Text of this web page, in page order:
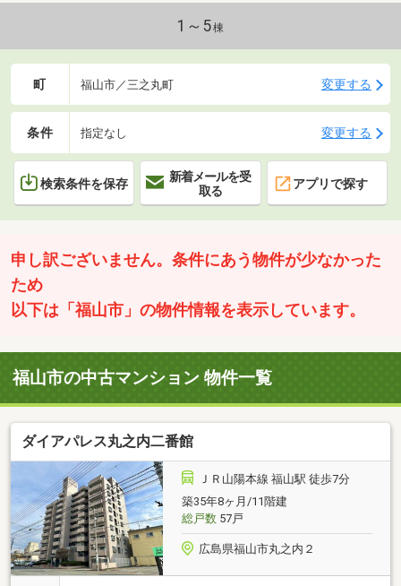
1～5棟
町 福山市／三之丸町 変更する
条件 指定なし 変更する
検索条件を保存
新着メールを受
取る
アプリで探す
申し訳ございません。条件にあう物件が少なかった
ため
以下は「福山市」の物件情報を表示しています。
福山市の中古マンション 物件一覧
ダイアパレス丸之内二番館
ＪＲ山陽本線 福山駅 徒歩7分
築35年8ヶ月/11階建
総戸数57戸
広島県福山市丸之内２